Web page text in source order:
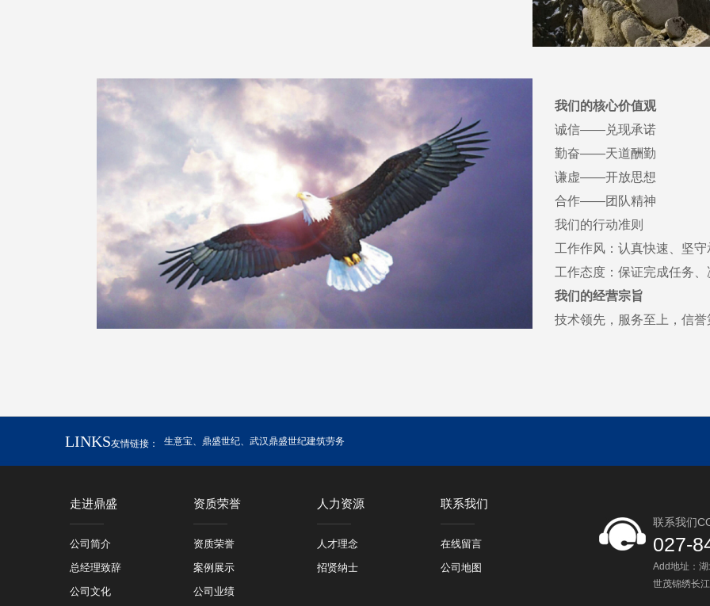
我们的核心价值观
诚信——兑现承诺
勤奋——天道酬勤
谦虚——开放思想
合作——团队精神
我们的行动准则
工作作风：认真快速、坚守
工作态度：保证完成任务
我们的经营宗旨
技术领先，服务至上，信
LINKS友情链接： 生意宝、 鼎盛世纪、 武汉鼎盛世纪建筑劳务
走进鼎盛
公司简介
总经理致辞
公司文化
资质荣誉
资质荣誉
案例展示
公司业绩
人力资源
人才理念
招贤纳士
联系我们
在线留言
公司地图
联系我们
027-
Add地址：
世茂锦绣长